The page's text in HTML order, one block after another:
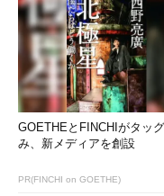
1999年にラスベガスで
はもうビンゴだろうとい
る。よって、「Three of
どうだろう。簡単だっ
問題にチャレンジしよう
GOETHEとFINCHIがタッ
み、新メディアを創設
PR(FINCHI on GOETHE)